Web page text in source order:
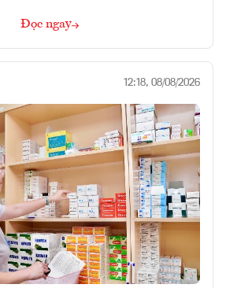
Đọc ngay
12:18, 08/08/2026